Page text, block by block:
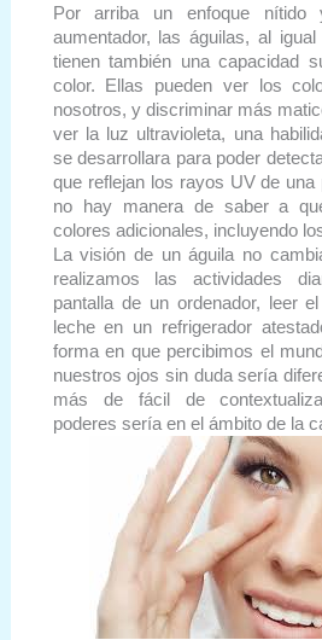
Por arriba un enfoque
aumentador, las águilas, al
tienen también una capacidad
color. Ellas pueden ver los
nosotros, y discriminar más
ver la luz ultravioleta, una
se desarrollara para poder
que reflejan los rayos UV de una
no hay manera de saber a
colores adicionales, incluyendo
La visión de un águila no
realizamos las actividades
pantalla de un ordenador, leer
leche en un refrigerador
forma en que percibimos el
nuestros ojos sin duda sería
más de fácil de
poderes sería en el ámbito de la